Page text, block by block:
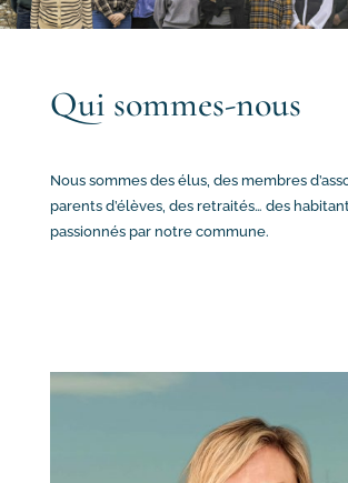
Qui sommes-nous
Nous sommes des élus, des membres
parents d’élèves, des retraités… des
passionnés par notre commune.